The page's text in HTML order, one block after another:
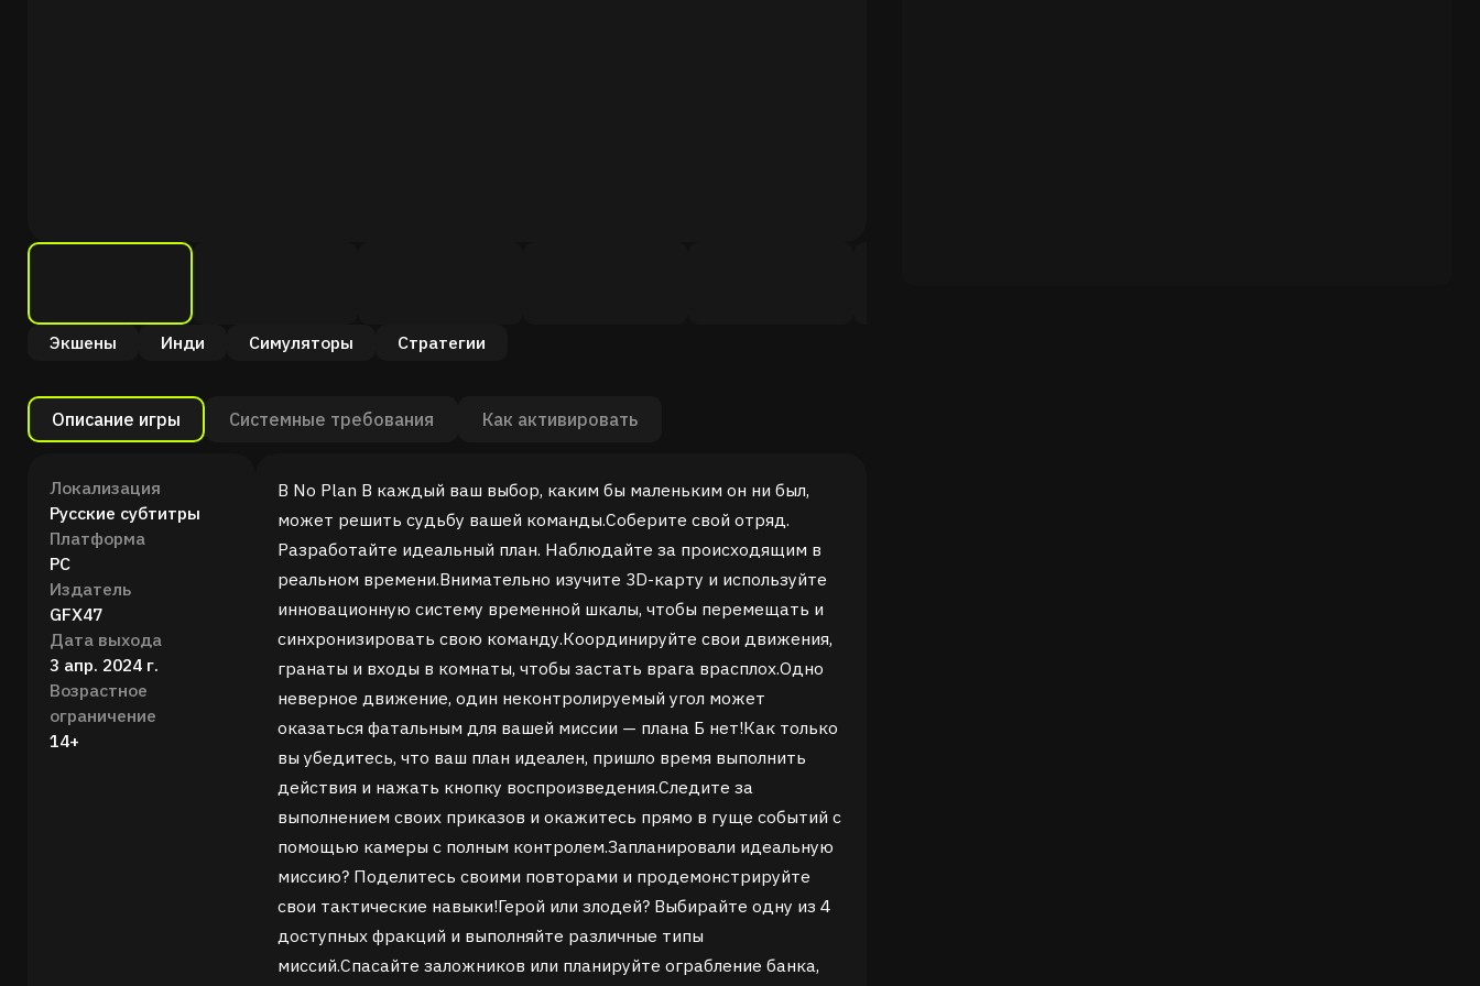
Экшены Инди Симуляторы Стратегии
Описание игры Системные требования Как активировать
Локализация
Русские субтитры
Платформа
PC
Издатель
GFX47
Дата выхода
3 апр. 2024 г.
Возрастное
ограничение
14+
В No Plan B каждый ваш выбор, каким бы маленьким он ни был,
может решить судьбу вашей команды.Соберите свой отряд.
Разработайте идеальный план. Наблюдайте за происходящим в
реальном времени.Внимательно изучите 3D-карту и используйте
инновационную систему временной шкалы, чтобы перемещать и
синхронизировать свою команду.Координируйте свои движения,
гранаты и входы в комнаты, чтобы застать врага врасплох.Одно
неверное движение, один неконтролируемый угол может
оказаться фатальным для вашей миссии — плана Б нет!Как только
вы убедитесь, что ваш план идеален, пришло время выполнить
действия и нажать кнопку воспроизведения.Следите за
выполнением своих приказов и окажитесь прямо в гуще событий с
помощью камеры с полным контролем.Запланировали идеальную
миссию? Поделитесь своими повторами и продемонстрируйте
свои тактические навыки!Герой или злодей? Выбирайте одну из 4
доступных фракций и выполняйте различные типы
миссий.Спасайте заложников или планируйте ограбление банка,